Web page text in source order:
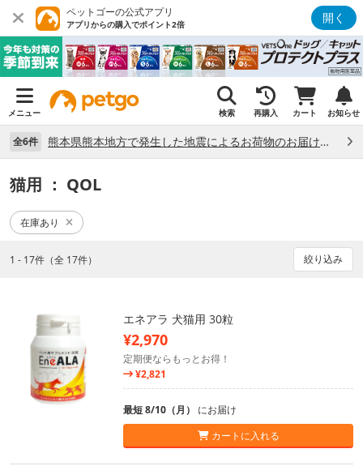
ペットゴーの公式アプリ
アプリからの購入でポイント2倍 開く
メニュー 検索 再購入 カート お知らせ
全6件 熊本県熊本地方で発生した地震によるお荷物のお届け状況について （7/28）
猫用 ： QOL
在庫あり
1 - 17件（全 17件） 絞り込み
エネアラ 犬猫用 30粒
¥2,970
定期便ならもっとお得！
¥2,821
最短 8/10（月） にお届け
カートに入れる